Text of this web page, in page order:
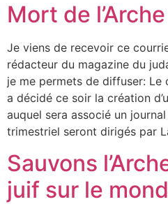
Mort de l’Arche
Je viens de recevoir ce
rédacteur du magazine du
je me permets de diffuser: Le
a décidé ce soir la création
auquel sera associé un
trimestriel seront dirigés par
Sauvons
juif sur le